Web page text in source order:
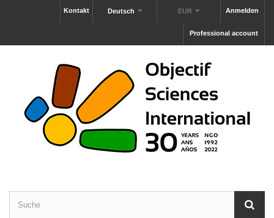
Anmelden
EUR
Deutsch
Kontakt
Professional account